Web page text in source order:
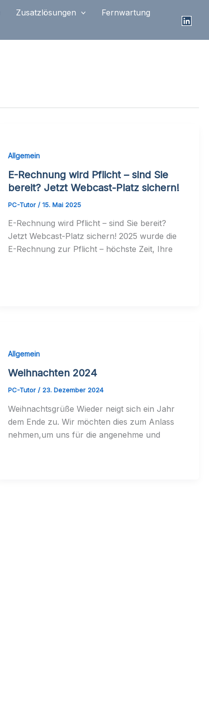
Zusatzlösungen
Fernwartung
Allgemein
E-Rechnung wird Pflicht – sind Sie
bereit? Jetzt Webcast-Platz sichern!
PC-Tutor / 15. Mai 2025
E-Rechnung wird Pflicht – sind Sie bereit?
Jetzt Webcast-Platz sichern! 2025 wurde die
E-Rechnung zur Pflicht – höchste Zeit, Ihre
Allgemein
Weihnachten 2024
PC-Tutor / 23. Dezember 2024
Weihnachtsgrüße Wieder neigt sich ein Jahr
dem Ende zu. Wir möchten dies zum Anlass
nehmen,um uns für die angenehme und